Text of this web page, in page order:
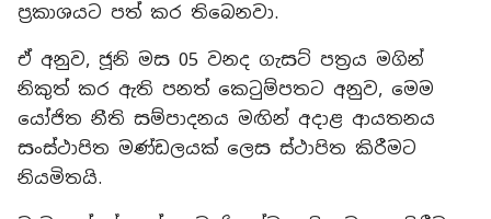
ප්‍රකාශයට පත් කර තිබෙනවා.
ඒ අනුව, ජූනි මස 05 වනද ගැසට් පත්‍රය මගින්
නිකුත් කර ඇති පනත් කෙටුම්පතට අනුව, මෙම
යෝජිත නීති සම්පාදනය මඟින් අදාළ ආයතනය
සංස්ථාපිත මණ්ඩලයක් ලෙස ස්ථාපිත කිරීමට
නියමිතයි.